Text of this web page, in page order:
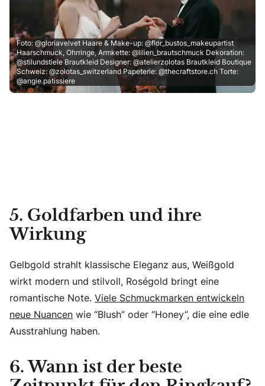
Foto: @gloriavelvet Haare & Make-up: @flor_bustos_makeupartist
Haarschmuck, Ohrringe, Armkette: @lilien_brautschmuck Dekoration:
@stilundstiele Brautkleid Designer: @atelierzolotas Brautkleid Boutique
Schweiz: @zolotas_switzerland Papeterie: @thecraftstore.ch Torte:
@angie.patissiere
5. Goldfarben und ihre
Wirkung
Gelbgold strahlt klassische Eleganz aus, Weißgold
wirkt modern und stilvoll, Roségold bringt eine
romantische Note. Viele Schmuckmarken entwickeln
neue Nuancen wie “Blush” oder “Honey”, die eine edle
Ausstrahlung haben.
6. Wann ist der beste